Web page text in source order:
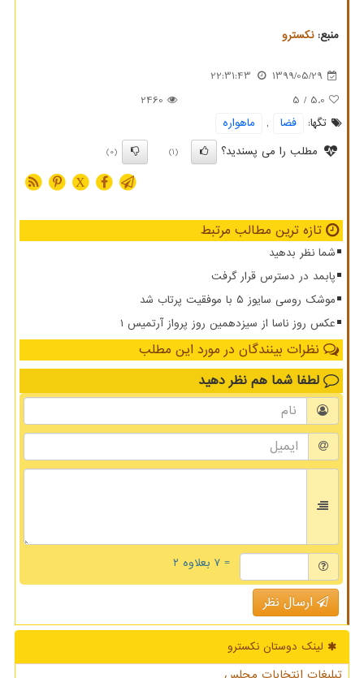
منبع:نكسترو
1399/05/29
22:31:43
5.0
/ 5
2460
تگها:
فضا ,
ماهواره
مطلب را می پسندید؟
(1)
(0)
X
تازه ترین مطالب مرتبط
شما نظر بدهید
پابمد در دسترس قرار گرفت
موشک روسی سایوز ۵ با موفقیت پرتاب شد
عکس روز ناسا از سیزدهمین روز پرواز آرتمیس ۱
نظرات بینندگان در مورد این مطلب
لطفا شما هم نظر دهید
= ۷ بعلاوه ۲
ارسال نظر
لینک دوستان نكسترو